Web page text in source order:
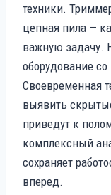
техники.
цепная пила —
важную задачу.
оборудование
Своевременная
выявить
приведут к
комплексный
сохраняет
вперед.